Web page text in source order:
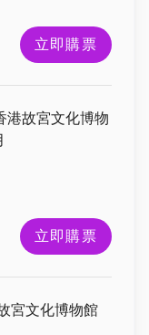
立即購票
港故宮文化博物
立即購票
宮文化博物館